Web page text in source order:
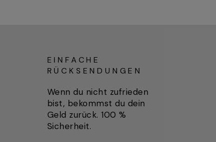
EINFACHE
RÜCKSENDUNGEN
Wenn du nicht zufrieden
bist, bekommst du dein
Geld zurück. 100 %
Sicherheit.